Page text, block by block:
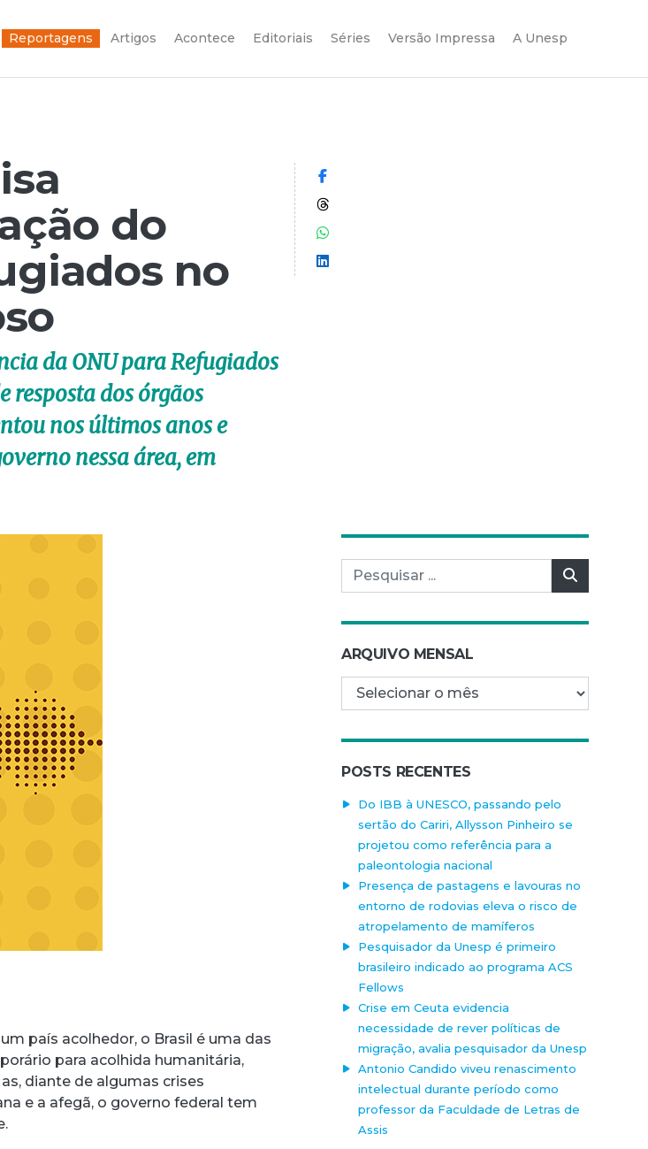
Reportagens Artigos Acontece Editoriais Séries Versão Impressa A Unesp
do
no
da ONU para Refugiados
resposta dos órgãos
nos últimos anos e
nessa área, em
Compartilhar no Facebook
Compartilhar no Threads
Compartilhar no WhatsApp
Compartilhar no LinkedIn
país acolhedor, o Brasil é uma das
para acolhida humanitária,
diante de algumas crises
e a afegã, o governo federal tem
Pesquisar por:
ARQUIVO MENSAL
Arquivo mensal
POSTS RECENTES
Do IBB à UNESCO, passando pelo
sertão do Cariri, Allysson Pinheiro se
projetou como referência para a
paleontologia nacional
Presença de pastagens e lavouras no
entorno de rodovias eleva o risco de
atropelamento de mamíferos
Pesquisador da Unesp é primeiro
brasileiro indicado ao programa ACS
Fellows
Crise em Ceuta evidencia
necessidade de rever políticas de
migração, avalia pesquisador da Unesp
Antonio Candido viveu renascimento
intelectual durante período como
professor da Faculdade de Letras de
Assis